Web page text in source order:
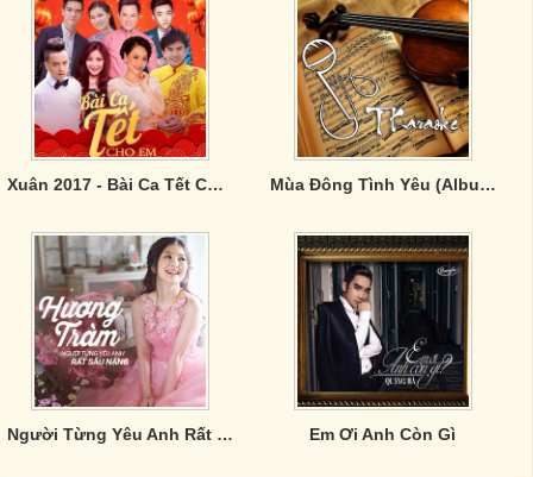
Xuân 2017 - Bài Ca Tết Cho Em Mùa Đông Tình Yêu (Album Collection 2)
Người Từng Yêu Anh Rất Sâu Nặng Em Ơi Anh Còn Gì